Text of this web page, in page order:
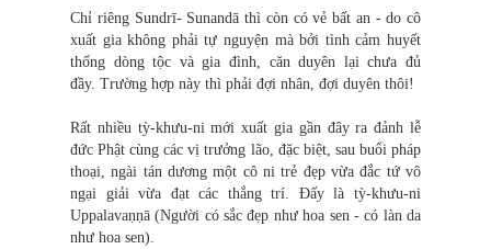
Chỉ riêng Sundrī- Sunandā thì còn có vẻ bất an - do cô
xuất gia không phải tự nguyện mà bởi tình cảm huyết
thống dòng tộc và gia đình, căn duyên lại chưa đủ
đầy. Trường hợp này thì phải đợi nhân, đợi duyên thôi!
Rất nhiều tỳ-khưu-ni mới xuất gia gần đây ra đảnh lễ
đức Phật cùng các vị trưởng lão, đặc biệt, sau buổi pháp
thoại, ngài tán dương một cô ni trẻ đẹp vừa đắc tứ vô
ngại giải vừa đạt các thắng trí. Đấy là tỳ-khưu-ni
Uppalavaṇṇā (Người có sắc đẹp như hoa sen - có làn da
như hoa sen).